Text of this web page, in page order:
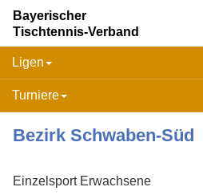
Bayerischer
Tischtennis-Verband
Ligen
Turniere
Bezirk Schwaben-Süd
Einzelsport Erwachsene